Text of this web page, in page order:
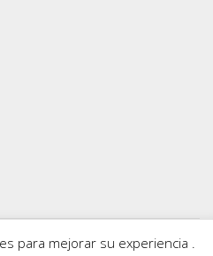
Política de privacidad |Política de cookies
para mejorar su experiencia .